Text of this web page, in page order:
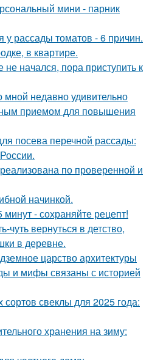
мини - парник
у рассады томатов - 6 причин.
в квартире.
начался, пора приступить к
мной недавно удивительно
приемом для повышения
посева перечной рассады:
по проверенной и
начинкой.
- сохраняйте рецепт!
чуть вернуться в детство,
в деревне.
царство архитектуры
и мифы связаны с историей
свеклы для 2025 года:
хранения на зиму: